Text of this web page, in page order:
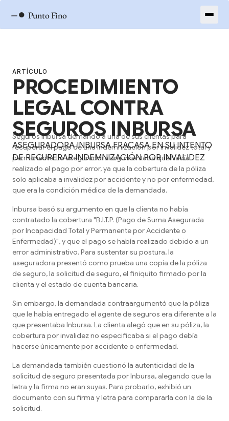
–● Punto Fino
ARTÍCULO
PROCEDIMIENTO
LEGAL CONTRA
SEGUROS INBURSA
ASEGURADORA INBURSA FRACASA EN SU INTENTO
DE RECUPERAR INDEMNIZACIÓN POR INVALIDEZ
Seguros Inbursa demandó a una de sus clientas para
recuperar el pago de una indemnización por invalidez total y
permanente. La aseguradora argumentaba que había
realizado el pago por error, ya que la cobertura de la póliza
solo aplicaba a invalidez por accidente y no por enfermedad,
que era la condición médica de la demandada.
Inbursa basó su argumento en que la clienta no había
contratado la cobertura "B.I.T.P. (Pago de Suma Asegurada
por Incapacidad Total y Permanente por Accidente o
Enfermedad)", y que el pago se había realizado debido a un
error administrativo. Para sustentar su postura, la
aseguradora presentó como prueba una copia de la póliza
de seguro, la solicitud de seguro, el finiquito firmado por la
clienta y el estado de cuenta bancaria.
Sin embargo, la demandada contraargumentó que la póliza
que le había entregado el agente de seguros era diferente a la
que presentaba Inbursa. La clienta alegó que en su póliza, la
cobertura por invalidez no especificaba si el pago debía
hacerse únicamente por accidente o enfermedad.
La demandada también cuestionó la autenticidad de la
solicitud de seguro presentada por Inbursa, alegando que la
letra y la firma no eran suyas. Para probarlo, exhibió un
documento con su firma y letra para compararla con la de la
solicitud.